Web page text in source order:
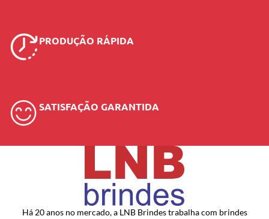
PRODUÇÃO RÁPIDA
SATISFAÇÃO GARANTIDA
Há 20 anos no mercado, a LNB Brindes trabalha com brindes